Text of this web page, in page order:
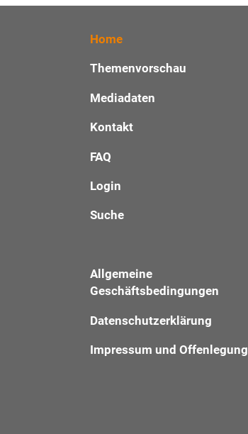
Home
Themenvorschau
Mediadaten
Kontakt
FAQ
Login
Suche
Allgemeine
Geschäftsbedingungen
Datenschutzerklärung
Impressum und Offenlegung